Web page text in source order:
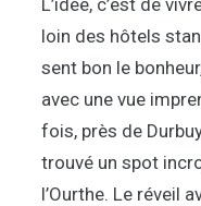
loin des hôtels
sent bon le
avec une vue
fois, près de
trouvé un spot
l’Ourthe. Le réveil